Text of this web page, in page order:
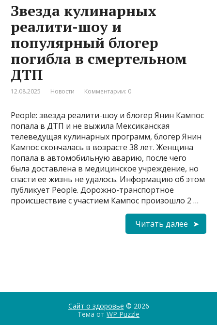
Звезда кулинарных
реалити-шоу и
популярный блогер
погибла в смертельном
ДТП
12.08.2025 Новости Комментарии: 0
People: звезда реалити-шоу и блогер Янин Кампос
попала в ДТП и не выжила Мексиканская
телеведущая кулинарных программ, блогер Янин
Кампос скончалась в возрасте 38 лет. Женщина
попала в автомобильную аварию, после чего
была доставлена в медицинское учреждение, но
спасти ее жизнь не удалось. Информацию об этом
публикует People. Дорожно-транспортное
происшествие с участием Кампос произошло 2 …
Читать далее
Сайт о здоровье © 2026
Тема от WP Puzzle